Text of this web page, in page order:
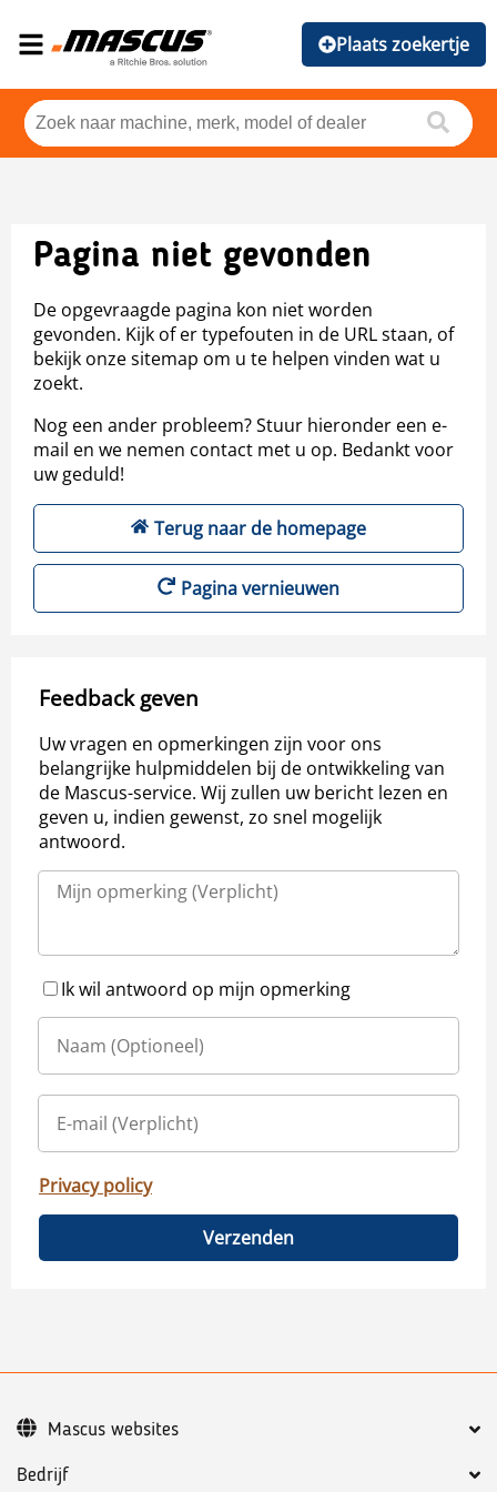
Plaats zoekertje
Pagina niet gevonden
De opgevraagde pagina kon niet worden
gevonden. Kijk of er typefouten in de URL staan, of
bekijk onze sitemap om u te helpen vinden wat u
zoekt.
Nog een ander probleem? Stuur hieronder een e-
mail en we nemen contact met u op. Bedankt voor
uw geduld!
Terug naar de homepage
Pagina vernieuwen
Feedback geven
Uw vragen en opmerkingen zijn voor ons
belangrijke hulpmiddelen bij de ontwikkeling van
de Mascus-service. Wij zullen uw bericht lezen en
geven u, indien gewenst, zo snel mogelijk
antwoord.
Ik wil antwoord op mijn opmerking
Privacy policy
Verzenden
Bedrijf
Mascus websites